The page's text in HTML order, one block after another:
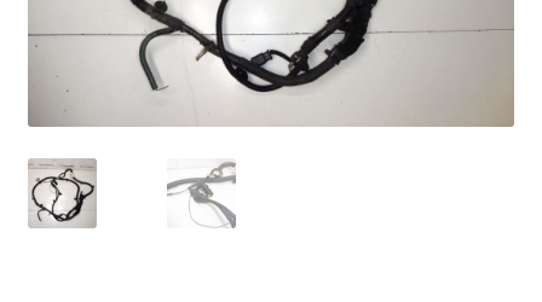
Politique de confidentialité
Procédure de Réclamation